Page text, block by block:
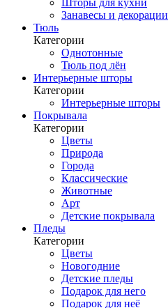
Шторы для кухни
Занавесы и декорации
Тюль
Категории
Однотонные
Тюль под лён
Интерьерные шторы
Категории
Интерьерные шторы
Покрывала
Категории
Цветы
Природа
Города
Классические
Животные
Арт
Детские покрывала
Пледы
Категории
Цветы
Новогодние
Детские пледы
Подарок для него
Подарок для неё